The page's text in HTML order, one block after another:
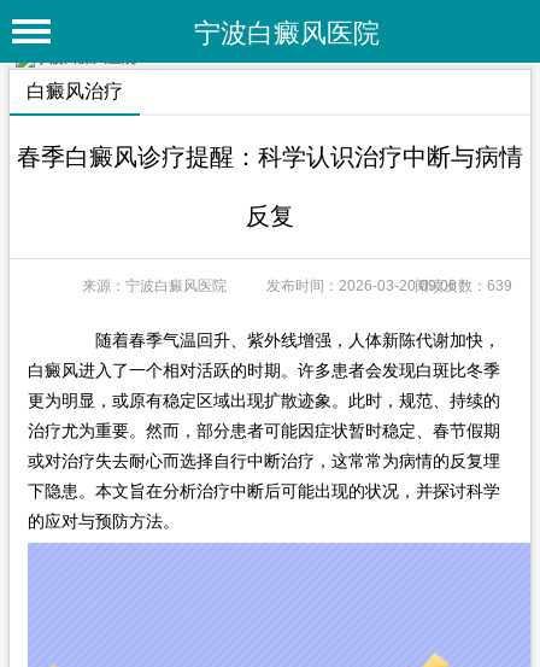
宁波白癜风医院
首 页
特色疗法
白癜风常识
白癜风人群
白癜风部位
白癜风类型
在线问诊
白癜风治疗
春季白癜风诊疗提醒：科学认识治疗中断与病情
反复
来源：宁波白癜风医院 发布时间：2026-03-20 09:06阅读次数：639
随着春季气温回升、紫外线增强，人体新陈代谢加快，
白癜风进入了一个相对活跃的时期。许多患者会发现白斑比冬季
更为明显，或原有稳定区域出现扩散迹象。此时，规范、持续的
治疗尤为重要。然而，部分患者可能因症状暂时稳定、春节假期
或对治疗失去耐心而选择自行中断治疗，这常常为病情的反复埋
下隐患。本文旨在分析治疗中断后可能出现的状况，并探讨科学
的应对与预防方法。